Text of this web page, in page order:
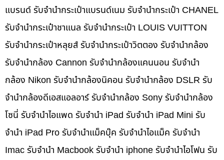
แบรนด์ รับจำนำกระเป๋าแบรนด์เนม รับจำนำกระเป๋า CHANEL
รับจำนำกระเป๋าชาแนล รับจำนำกระเป๋า LOUIS VUITTON
รับจำนำกระเป๋าหลุยส์ รับจำนำกระเป๋าวิตตอง รับจำนำกล้อง
รับจำนำกล้อง Cannon รับจำนำกล้องแคนนอน รับจำนำ
กล้อง Nikon รับจำนำกล้องนิคอน รับจำนำกล้อง DSLR รับ
จำนำกล้องดีเอสแอลอาร์ รับจำนำกล้อง Sony รับจำนำกล้อง
โซนี่ รับจำนำไอแพด รับจำนำ iPad รับจำนำ iPad Mini รับ
จำนำ iPad Pro รับจำนำแม็คบุ๊ค รับจำนำไอแม็ค รับจำนำ
Imac รับจำนำ Macbook รับจำนำ iphone รับจำนำไอโฟน รับ